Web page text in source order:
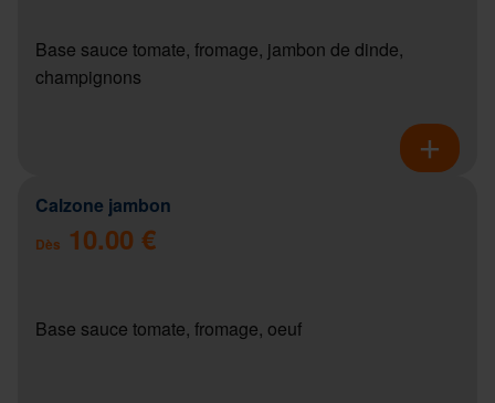
Base sauce tomate, fromage, jambon de dinde,
champignons
Calzone jambon
Dès 10.00 €
Base sauce tomate, fromage, oeuf